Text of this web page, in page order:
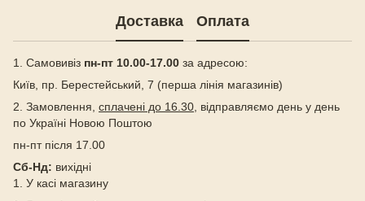
Доставка Оплата
1. Самовивіз пн-пт 10.00-17.00 за адресою:
Київ, пр. Берестейський, 7 (перша лінія магазинів)
2. Замовлення, сплачені до 16.30 , відправляємо день у день
по Україні Новою Поштою
пн-пт після 17.00
Сб-Нд: вихідні
1. У касі магазину